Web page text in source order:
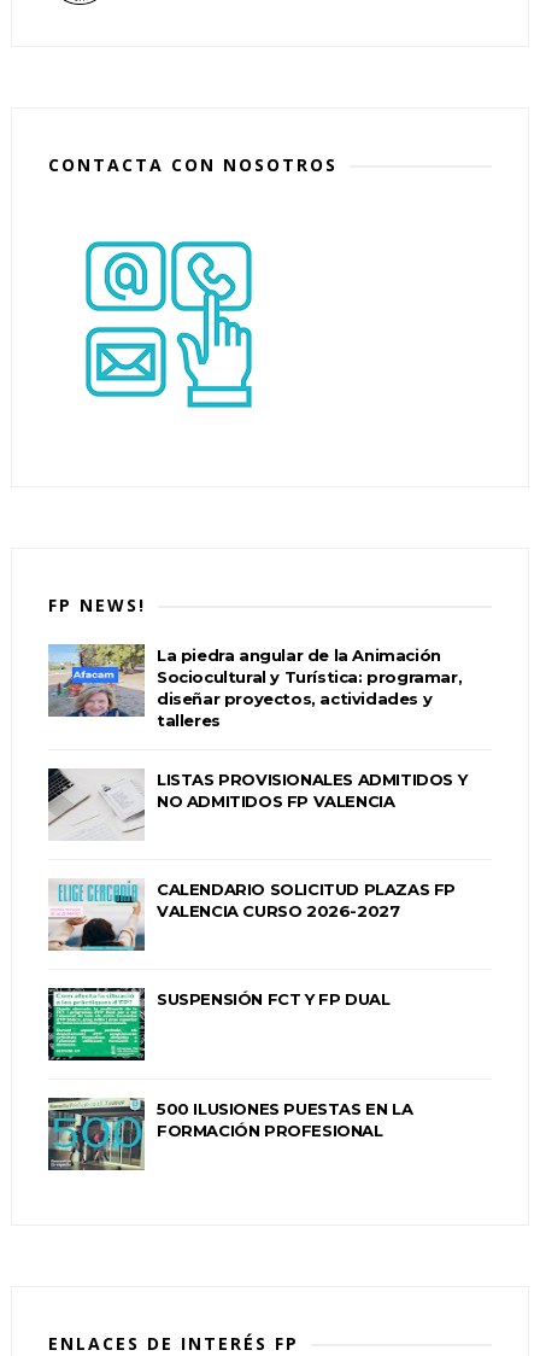
CONTACTA CON NOSOTROS
FP NEWS!
La piedra angular de la Animación
Sociocultural y Turística: programar,
diseñar proyectos, actividades y
talleres
LISTAS PROVISIONALES ADMITIDOS Y
NO ADMITIDOS FP VALENCIA
CALENDARIO SOLICITUD PLAZAS FP
VALENCIA CURSO 2026-2027
SUSPENSIÓN FCT Y FP DUAL
500 ILUSIONES PUESTAS EN LA
FORMACIÓN PROFESIONAL
ENLACES DE INTERÉS FP